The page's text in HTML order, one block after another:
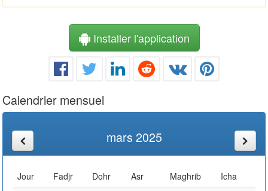
Installer l'application
Calendrier mensuel
mars 2025
Jour Fadjr Dohr Asr Maghrib
Icha